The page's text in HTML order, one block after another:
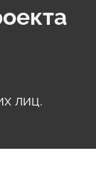
лиц.